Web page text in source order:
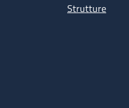
Strutture